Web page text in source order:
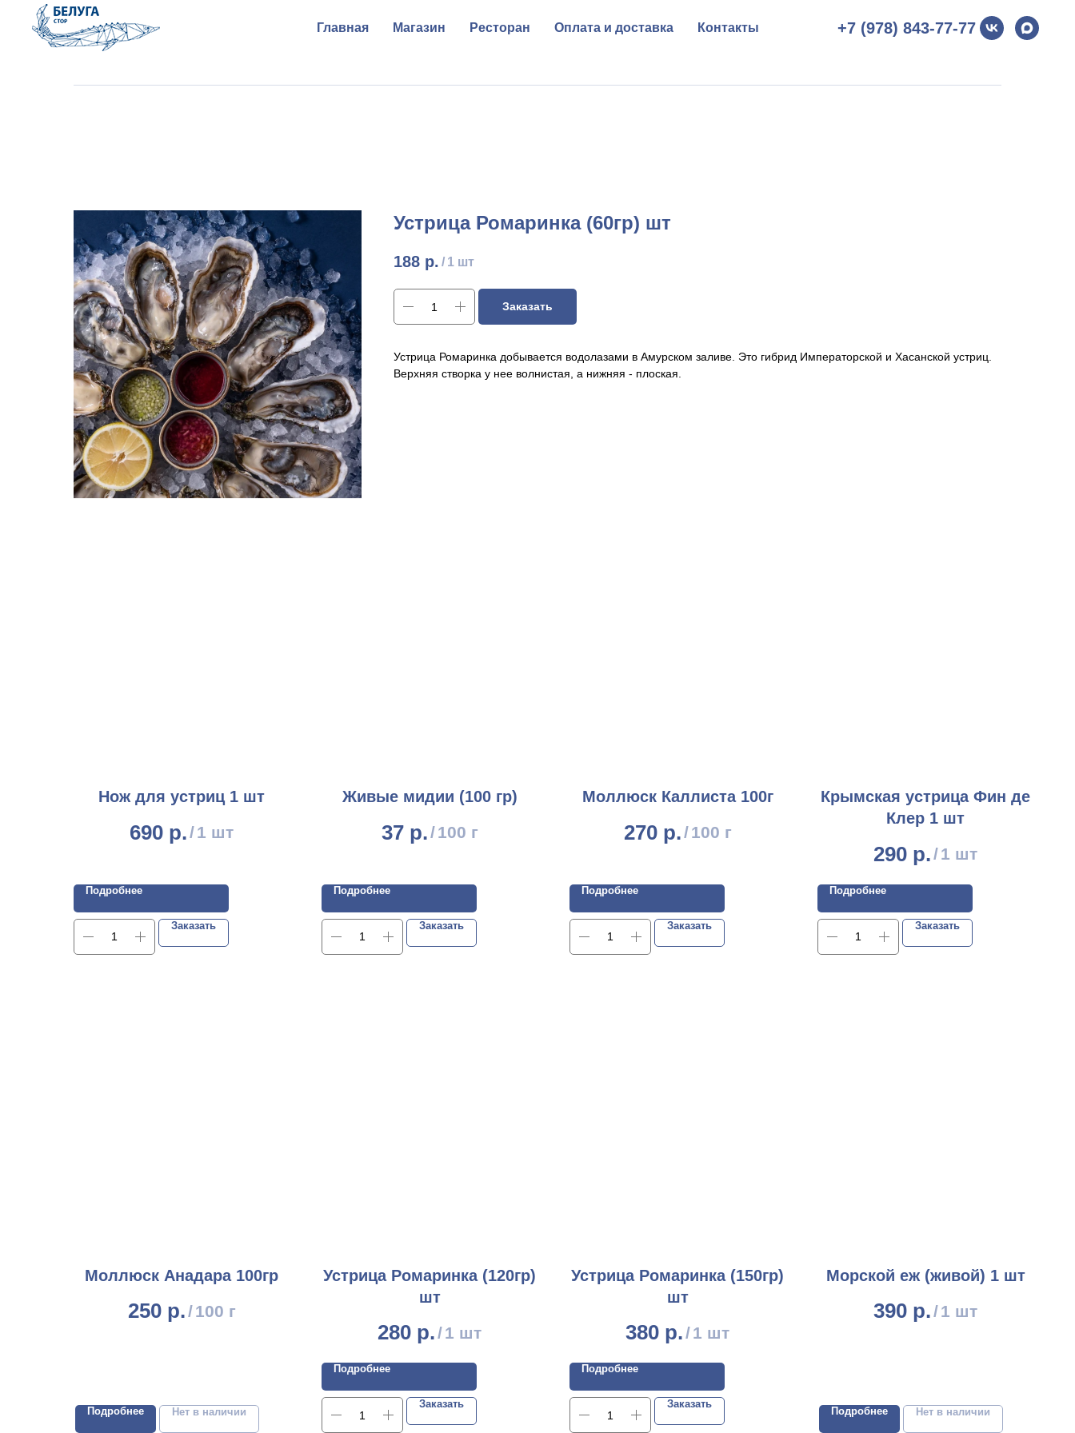
Главная Магазин Ресторан Оплата и доставка Контакты +7 (978) 843-77-77
Устрица Ромаринка (60гр) шт
188 р. / 1 шт
Заказать
Устрица Ромаринка добывается водолазами в Амурском заливе. Это гибрид Императорской и Хасанской устриц.
Верхняя створка у нее волнистая, а нижняя - плоская.
Нож для устриц 1 шт
690 р./1 шт
Подробнее
Заказать
Живые мидии (100 гр)
37 р./100 г
Подробнее
Заказать
Моллюск Каллиста 100г
270 р./100 г
Подробнее
Заказать
Крымская устрица Фин де
Клер 1 шт
290 р./1 шт
Подробнее
Заказать
Моллюск Анадара 100гр
250 р./100 г
Подробнее Нет в наличии
Устрица Ромаринка (120гр)
шт
280 р./1 шт
Подробнее
Заказать
Устрица Ромаринка (150гр)
шт
380 р./1 шт
Подробнее
Заказать
Морской еж (живой) 1 шт
390 р./1 шт
Подробнее Нет в наличии